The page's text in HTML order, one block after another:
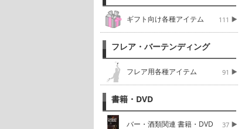
ギフト向け各種アイテム 111
フレア・バーテンディング
フレア用各種アイテム 91
書籍・DVD
バー・酒類関連 書籍・DVD 37